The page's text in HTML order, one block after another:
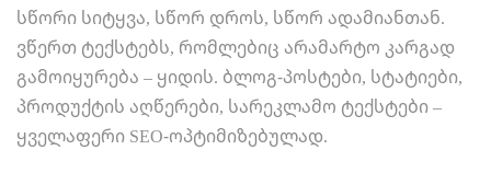
სწორი სიტყვა, სწორ დროს, სწორ ადამიანთან.
ვწერთ ტექსტებს, რომლებიც არამარტო კარგად
გამოიყურება – ყიდის. ბლოგ-პოსტები, სტატიები,
პროდუქტის აღწერები, სარეკლამო ტექსტები –
ყველაფერი SEO-ოპტიმიზებულად.